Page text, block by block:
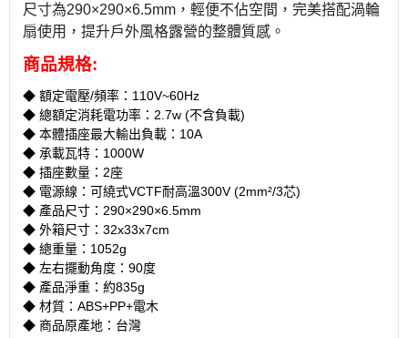
尺寸為290×290×6.5mm，輕便不佔空間，完美搭配渦輪
扇使用，提升戶外風格露營的整體質感。
商品規格:
◆ 額定電壓/頻率：110V~60Hz
◆ 總額定消耗電功率：2.7w (不含負載)
◆ 本體插座最大輸出負載：10A
◆ 承載瓦特：1000W
◆ 插座數量：2座
◆ 電源線：可繞式VCTF耐高溫300V (2mm²/3芯)
◆ 產品尺寸：290×290×6.5mm
◆ 外箱尺寸：32x33x7cm
◆ 總重量：1052g
◆ 左右擺動角度：90度
◆ 產品淨重：約835g
◆ 材質：ABS+PP+電木
◆ 商品原產地：台灣